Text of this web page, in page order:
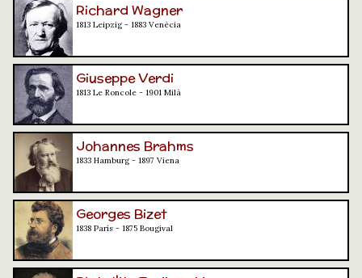
Richard Wagner
1813 Leipzig - 1883 Venècia
Giuseppe Verdi
1813 Le Roncole - 1901 Milà
Johannes Brahms
1833 Hamburg - 1897 Viena
Georges Bizet
1838 París - 1875 Bougival